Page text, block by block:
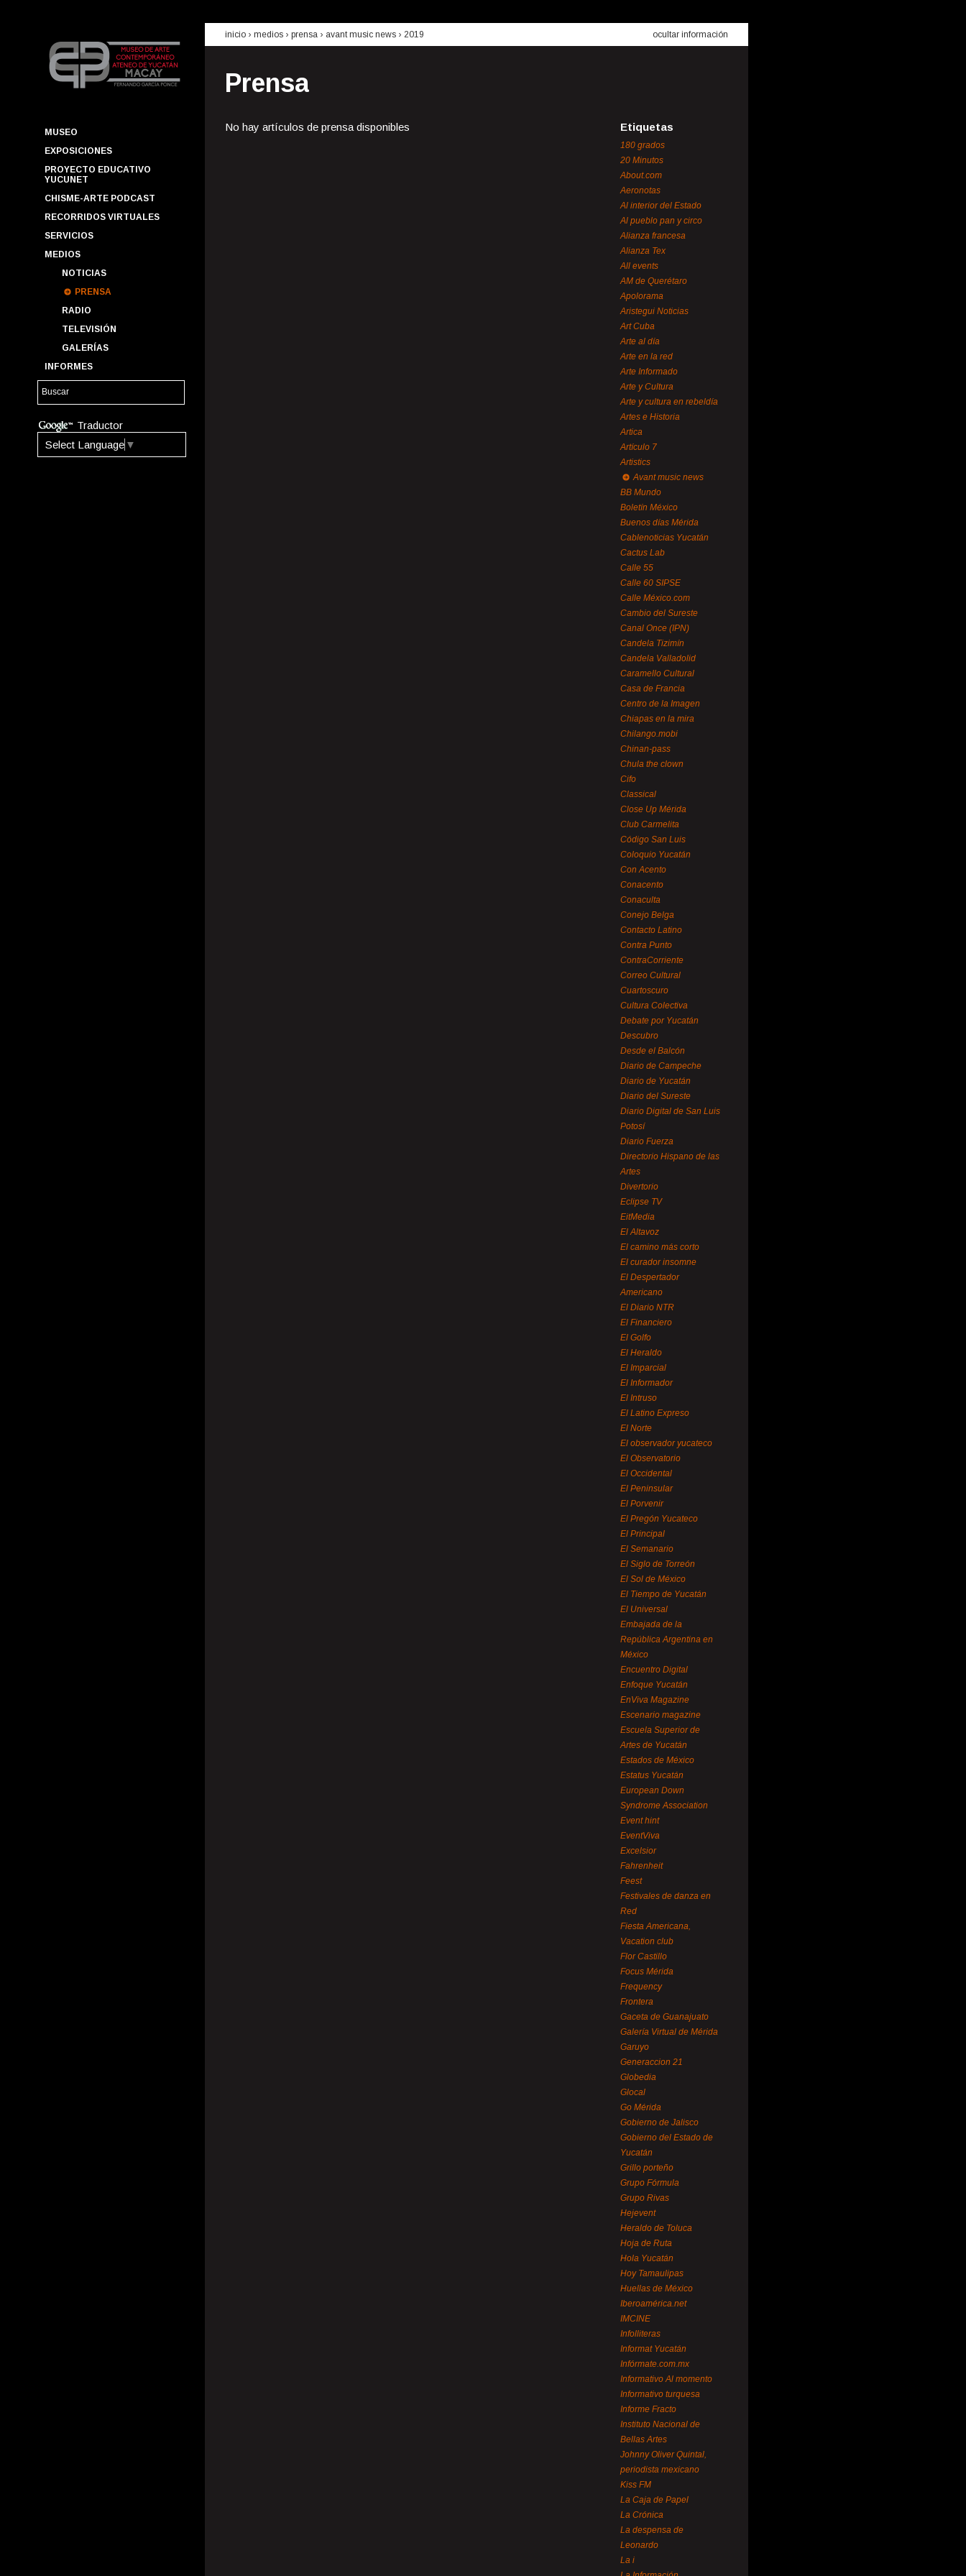
MUSEO
EXPOSICIONES
PROYECTO EDUCATIVO
YUCUNET
CHISME-ARTE PODCAST
RECORRIDOS VIRTUALES
SERVICIOS
MEDIOS
NOTICIAS
PRENSA
RADIO
TELEVISIÓN
GALERÍAS
INFORMES
Traductor
Select Language ▼
inicio › medios › prensa › avant music news › 2019 ocultar información
Prensa
No hay artículos de prensa disponibles Etiquetas
180 grados
20 Minutos
About.com
Aeronotas
Al interior del Estado
Al pueblo pan y circo
Alianza francesa
Alianza Tex
All events
AM de Querétaro
Apolorama
Aristegui Noticias
Art Cuba
Arte al día
Arte en la red
Arte Informado
Arte y Cultura
Arte y cultura en rebeldía
Artes e Historia
Artica
Artículo 7
Artistics
Avant music news
BB Mundo
Boletín México
Buenos días Mérida
Cablenoticias Yucatán
Cactus Lab
Calle 55
Calle 60 SIPSE
Calle México.com
Cambio del Sureste
Canal Once (IPN)
Candela Tizimín
Candela Valladolid
Caramello Cultural
Casa de Francia
Centro de la Imagen
Chiapas en la mira
Chilango.mobi
Chinan-pass
Chula the clown
Cifo
Classical
Close Up Mérida
Club Carmelita
Código San Luis
Coloquio Yucatán
Con Acento
Conacento
Conaculta
Conejo Belga
Contacto Latino
Contra Punto
ContraCorriente
Correo Cultural
Cuartoscuro
Cultura Colectiva
Debate por Yucatán
Descubro
Desde el Balcón
Diario de Campeche
Diario de Yucatán
Diario del Sureste
Diario Digital de San Luis
Potosí
Diario Fuerza
Directorio Hispano de las
Artes
Divertorio
Eclipse TV
EitMedia
El Altavoz
El camino más corto
El curador insomne
El Despertador
Americano
El Diario NTR
El Financiero
El Golfo
El Heraldo
El Imparcial
El Informador
El Intruso
El Latino Expreso
El Norte
El observador yucateco
El Observatorio
El Occidental
El Peninsular
El Porvenir
El Pregón Yucateco
El Principal
El Semanario
El Siglo de Torreón
El Sol de México
El Tiempo de Yucatán
El Universal
Embajada de la
República Argentina en
México
Encuentro Digital
Enfoque Yucatán
EnViva Magazine
Escenario magazine
Escuela Superior de
Artes de Yucatán
Estados de México
Estatus Yucatán
European Down
Syndrome Association
Event hint
EventViva
Excelsior
Fahrenheit
Feest
Festivales de danza en
Red
Fiesta Americana,
Vacation club
Flor Castillo
Focus Mérida
Frequency
Frontera
Gaceta de Guanajuato
Galería Virtual de Mérida
Garuyo
Generaccion 21
Globedia
Glocal
Go Mérida
Gobierno de Jalisco
Gobierno del Estado de
Yucatán
Grillo porteño
Grupo Fórmula
Grupo Rivas
Hejevent
Heraldo de Toluca
Hoja de Ruta
Hola Yucatán
Hoy Tamaulipas
Huellas de México
Iberoamérica.net
IMCINE
Infolliteras
Informat Yucatán
Infórmate.com.mx
Informativo Al momento
Informativo turquesa
Informe Fracto
Instituto Nacional de
Bellas Artes
Johnny Oliver Quintal,
periodista mexicano
Kiss FM
La Caja de Papel
La Crónica
La despensa de
Leonardo
La i